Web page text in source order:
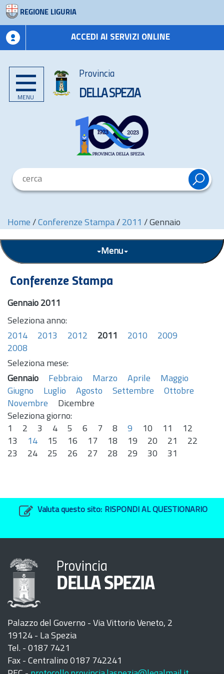
REGIONE LIGURIA
ACCEDI AI SERVIZI ONLINE
MENU
Provincia
DELLA SPEZIA
Home / Conferenze Stampa / 2011 / Gennaio
Menu
Conferenze Stampa
Gennaio 2011
Seleziona anno:
2014
2013 2012 2011 2010
2009
2008
Seleziona mese:
Gennaio
Febbraio Marzo Aprile
Maggio
Giugno
Luglio Agosto Settembre
Ottobre
Novembre
Dicembre
Seleziona giorno:
1
2 3 4 5 6 7 8 9 10 11
12
13
14 15 16 17 18 19 20 21
22
23
24 25 26 27 28 29 30 31
Valuta questo sito: RISPONDI AL QUESTIONARIO
Provincia
DELLA SPEZIA
Palazzo del Governo - Via Vittorio Veneto, 2
19124 - La Spezia
Tel. - 0187 7421
Fax - Centralino 0187 742241